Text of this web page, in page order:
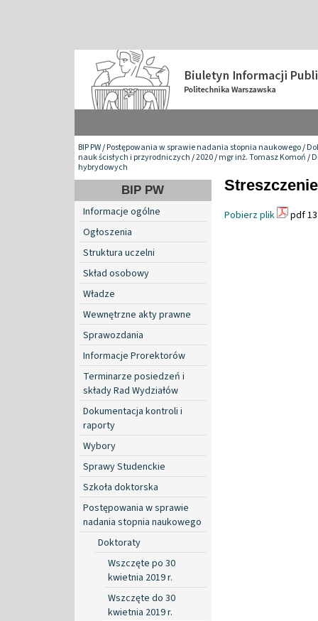
BIP PW/Postępowania w sprawie nadania stopnia naukowego/
nauk ścisłych i przyrodniczych/2020/mgr inż. Tomasz Komoń/
hybrydowych
BIP PW
Informacje ogólne
Ogłoszenia
Struktura uczelni
Skład osobowy
Władze
Wewnętrzne akty prawne
Sprawozdania
Informacje Prorektorów
Terminarze posiedzeń i
składy Rad Wydziałów
Dokumentacja kontroli i
raporty
Wybory
Sprawy Studenckie
Szkoła doktorska
Postępowania w sprawie
nadania stopnia naukowego
Doktoraty
Wszczęte po 30
kwietnia 2019 r.
Wszczęte do 30
kwietnia 2019 r.
Streszczenie
Pobierz plik pdf